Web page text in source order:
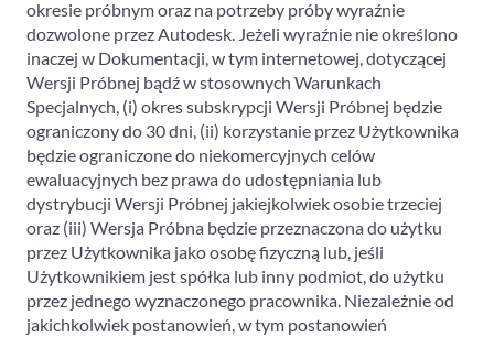
okresie próbnym oraz na potrzeby próby wyraźnie
dozwolone przez Autodesk. Jeżeli wyraźnie nie określono
inaczej w Dokumentacji, w tym internetowej, dotyczącej
Wersji Próbnej bądź w stosownych Warunkach
Specjalnych, (i) okres subskrypcji Wersji Próbnej będzie
ograniczony do 30 dni, (ii) korzystanie przez Użytkownika
będzie ograniczone do niekomercyjnych celów
ewaluacyjnych bez prawa do udostępniania lub
dystrybucji Wersji Próbnej jakiejkolwiek osobie trzeciej
oraz (iii) Wersja Próbna będzie przeznaczona do użytku
przez Użytkownika jako osobę fizyczną lub, jeśli
Użytkownikiem jest spółka lub inny podmiot, do użytku
przez jednego wyznaczonego pracownika. Niezależnie od
jakichkolwiek postanowień, w tym postanowień